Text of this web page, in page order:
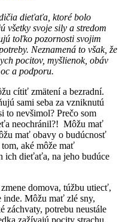
dieťaťa, ktoré bolo
všetky svoje sily a stredom
toľko pozornosti svojim
Neznamená to však, že
pocitov, myšlienok, obáv
a podporu.
cítiť zmätení a bezradní.
sami seba za vzniknutú
to nevšimol? Prečo som
neochránil?! Môžu mať
mať obavy o budúcnosť
aké môže mať
ich dieťaťa, na jeho budúce
domova, túžbu utiecť,
inde. Môžu mať zlé sny,
záchvaty, potrebu neustále